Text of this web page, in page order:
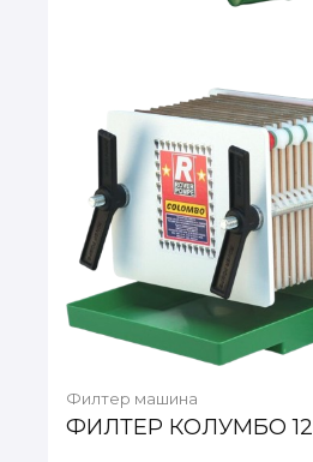
Филтер машина
ФИЛТЕР КОЛУМБО 12